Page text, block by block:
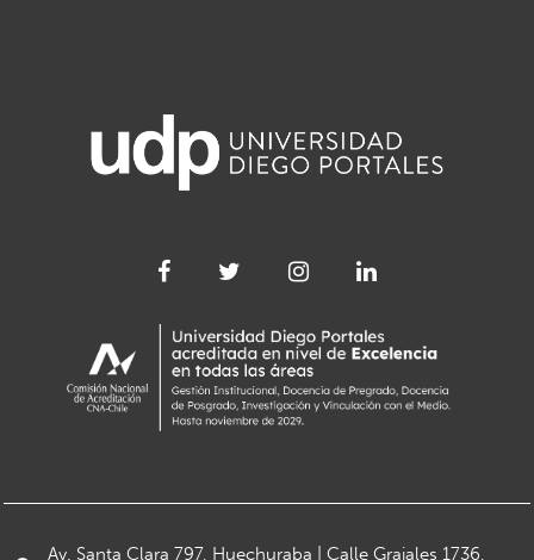
Av. Santa Clara 797, Huechuraba | Calle Grajales 1736,